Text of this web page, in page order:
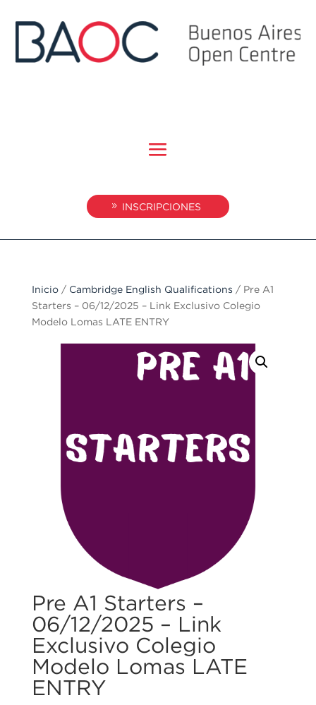
INSCRIPCIONES
Inicio/ Cambridge English Qualifications / Pre A1
Starters – 06/12/2025 – Link Exclusivo Colegio
Modelo Lomas LATE ENTRY
Pre A1 Starters –
06/12/2025 – Link
Exclusivo Colegio
Modelo Lomas LATE
ENTRY